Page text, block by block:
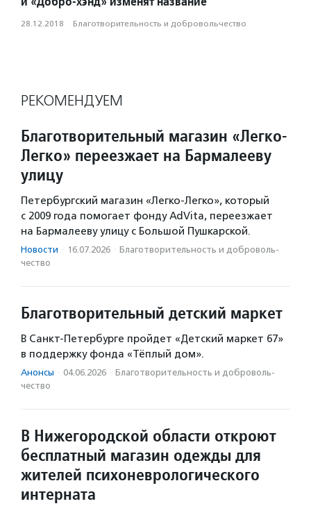
28.12.2018 · Благотвори­тель­ность и доброволь­чест­во
РЕКОМЕНДУЕМ
Благотворительный магазин «Легко-
Легко» переезжает на Бармалееву
улицу
Петербургский магазин «Легко-Легко», который
с 2009 года помогает фонду AdVita, переезжает
на Бармалееву улицу с Большой Пушкарской.
Новости · 16.07.2026 · Благотвори­тель­ность и доброволь­
чест­во
Благотворительный детский маркет
В Санкт-Петербурге пройдет «Детский маркет 67»
в поддержку фонда «Тёплый дом».
Анонсы · 04.06.2026 · Благотвори­тель­ность и доброволь­
чест­во
В Нижегородской области откроют
бесплатный магазин одежды для
жителей психоневрологического
интерната